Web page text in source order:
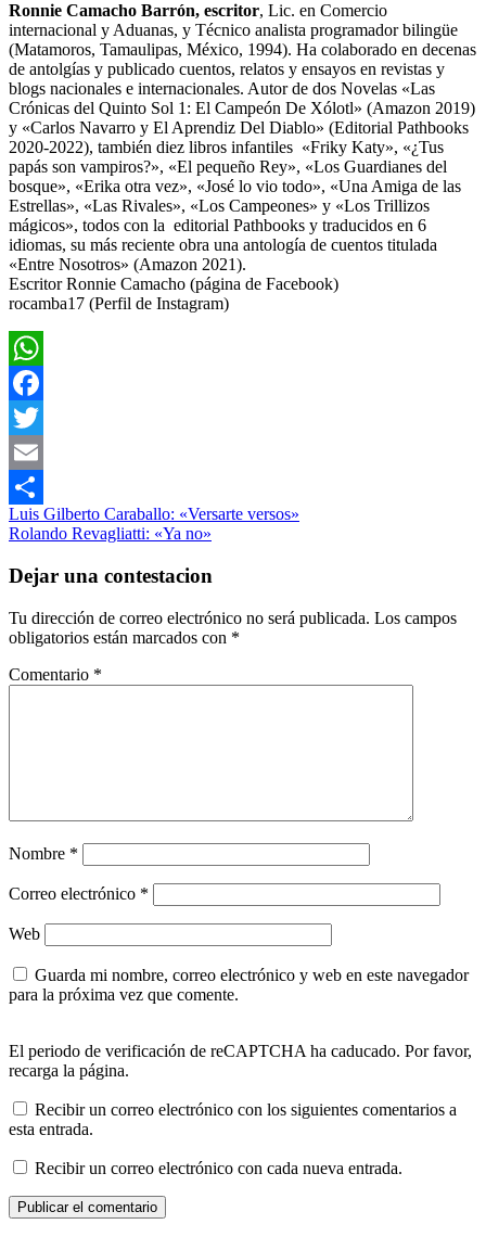
Ronnie Camacho Barrón, escritor, Lic. en Comercio
internacional y Aduanas, y Técnico analista programador bilingüe
(Matamoros, Tamaulipas, México, 1994). Ha colaborado en decenas
de antolgías y publicado cuentos, relatos y ensayos en revistas y
blogs nacionales e internacionales. Autor de dos Novelas «Las
Crónicas del Quinto Sol 1: El Campeón De Xólotl» (Amazon 2019)
y «Carlos Navarro y El Aprendiz Del Diablo» (Editorial Pathbooks
2020-2022), también diez libros infantiles «Friky Katy», «¿Tus
papás son vampiros?», «El pequeño Rey», «Los Guardianes del
bosque», «Erika otra vez», «José lo vio todo», «Una Amiga de las
Estrellas», «Las Rivales», «Los Campeones» y «Los Trillizos
mágicos», todos con la editorial Pathbooks y traducidos en 6
idiomas, su más reciente obra una antología de cuentos titulada
«Entre Nosotros» (Amazon 2021).
Escritor Ronnie Camacho (página de Facebook)
rocamba17 (Perfil de Instagram)
WhatsApp
Facebook
Twitter
Email
Compartir
Literatura
Prosa
Navegación
de
entradas
Entrada
anterior:
Luis Gilberto Caraballo: «Versarte versos»
Siguiente
Rolando Revagliatti: «Ya no»
Dejar una contestacion
Tu dirección de correo electrónico no será publicada. Los campos
obligatorios están marcados con *
Comentario *
Nombre *
Correo electrónico *
Web
Guarda mi nombre, correo electrónico y web en este navegador
para la próxima vez que comente.
El periodo de verificación de reCAPTCHA ha caducado. Por favor,
recarga la página.
Recibir un correo electrónico con los siguientes comentarios a
esta entrada.
Recibir un correo electrónico con cada nueva entrada.